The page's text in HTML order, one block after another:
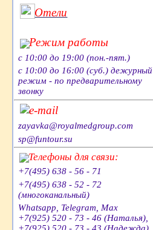
Отели
Режим работы
с 10:00 до 19:00 (пон.-пят.)
с 10:00 до 16:00 (суб.) дежурный
режим - по предварительному
звонку
e-mail
zayavka@royalmedgroup.com
sp@funtour.su
Телефоны для связи:
+7(495) 638 - 56 - 71
+7(495) 638 - 52 - 72
(многоканальный)
Whatsapp, Telegram, Max
+7(925) 520 - 73 - 46 (Наталья),